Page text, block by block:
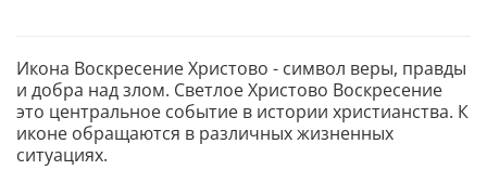
Икона Воскресение Христово - символ веры, правды
и добра над злом. Светлое Христово Воскресение
это центральное событие в истории христианства. К
иконе обращаются в различных жизненных
ситуациях.